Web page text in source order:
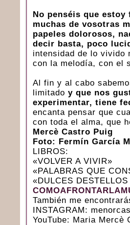
No penséis que
muchas de vosotras
papeles dolorosos,
decir basta, poco
intensidad de lo vivido
con la melodía, con el
Al fin y al cabo
limitado y que nos
experimentar, tiene
encanta pensar que
con toda el alma, que
Mercè Castro Puig
Foto: Fermín García
LIBROS:
«VOLVER A VIVIR»
«PALABRAS QUE
«DULCES
También me
INSTAGRAM:
YouTube: Maria Mercè